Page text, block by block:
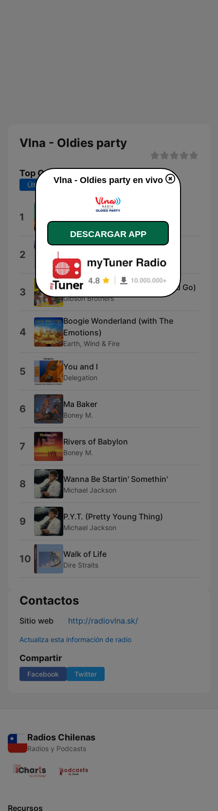
Vlna - Oldies party
Top Canciones
Últimos 7 días Últimos 30 días
1 Ring My Bell
Anita Ward
2 Eros Ramazzotti & Ricky Martin
3 Que Sera Mi Vida (If You Should Go)
Gibson Brothers
4
Boogie Wonderland (with The
Emotions)
Earth, Wind & Fire
5 You and I
Delegation
6 Ma Baker
Boney M.
7 Rivers of Babylon
Boney M.
8 Wanna Be Startin' Somethin'
Michael Jackson
9 P.Y.T. (Pretty Young Thing)
Michael Jackson
10 Walk of Life
Dire Straits
Contactos
Sitio web http://radiovlna.sk/
Actualiza esta información de radio
Compartir
Facebook Twitter
Radios Chilenas
Radios y Podcasts
Recursos
Vlna - Oldies party en vivo
DESCARGAR APP